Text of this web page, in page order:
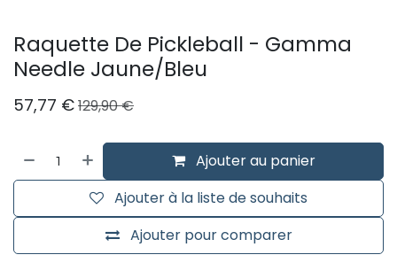
Raquette De Pickleball - Gamma
Needle Jaune/Bleu
57,77 €129,90€
Ajouter au panier
Ajouter pour comparer
Ajouter à la liste de souhaits